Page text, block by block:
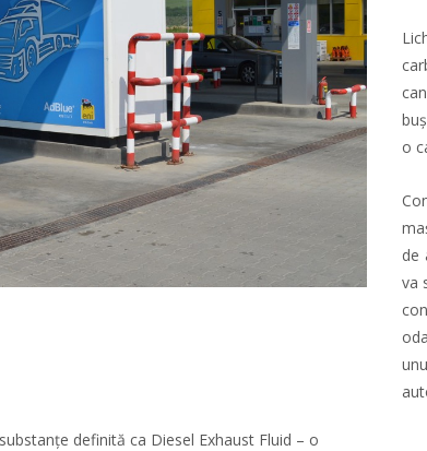
definită ca Diesel Exhaust Fluid – o
o
de
va